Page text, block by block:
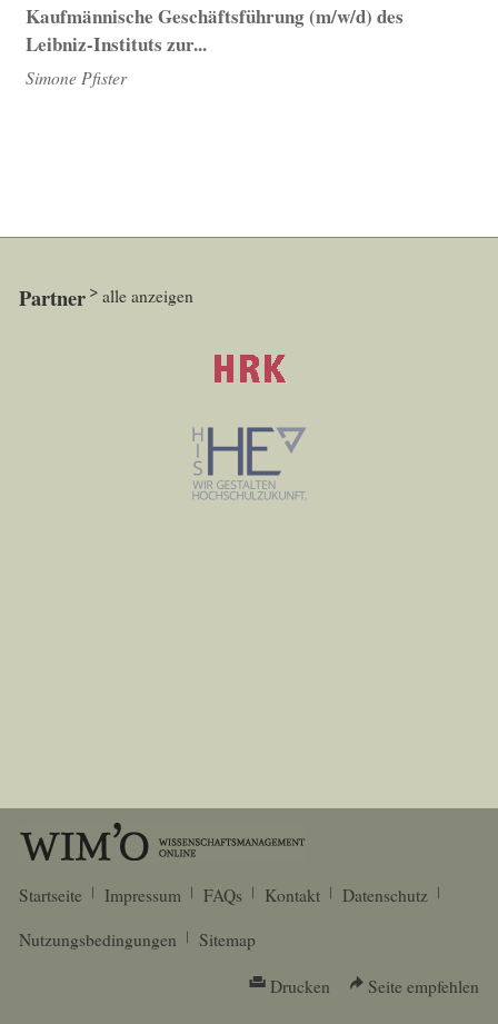
Kaufmännische Geschäftsführung (m/w/d) des
Leibniz-Instituts zur...
Simone Pfister
Partner alle anzeigen
Startseite Impressum FAQs Kontakt
Datenschutz
Nutzungsbedingungen
Sitemap
Drucken Seite empfehlen